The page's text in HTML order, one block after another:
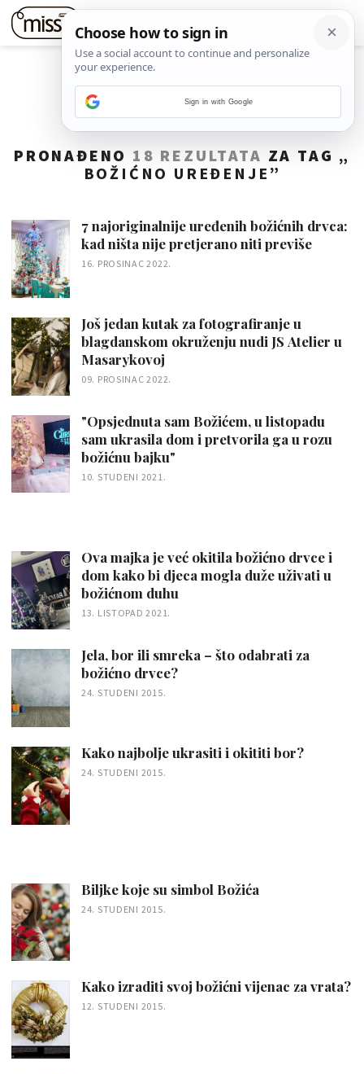
PRONAĐENO 18 REZULTATA ZA TAG „
BOŽIĆNO UREĐENJE ”
7 najoriginalnije uređenih božićnih drvca:
kad ništa nije pretjerano niti previše
16. PROSINAC 2022.
Još jedan kutak za fotografiranje u
blagdanskom okruženju nudi JS Atelier u
Masarykovoj
09. PROSINAC 2022.
"Opsjednuta sam Božićem, u listopadu
sam ukrasila dom i pretvorila ga u rozu
božićnu bajku"
10. STUDENI 2021.
Ova majka je već okitila božićno drvce i
dom kako bi djeca mogla duže uživati u
božićnom duhu
13. LISTOPAD 2021.
Jela, bor ili smreka – što odabrati za
božićno drvce?
24. STUDENI 2015.
Kako najbolje ukrasiti i okititi bor?
24. STUDENI 2015.
Biljke koje su simbol Božića
24. STUDENI 2015.
Kako izraditi svoj božićni vijenac za vrata?
12. STUDENI 2015.
Sign in with Google